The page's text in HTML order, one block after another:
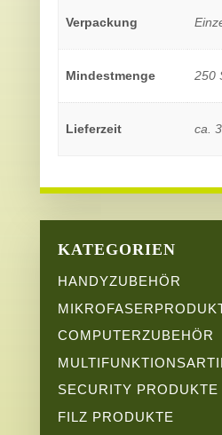
Verpackung
Mindestmenge 250
Lieferzeit ca.
KATEGORIEN
HANDYZUBEHÖR
COMPUTERZUBEHÖR
SECURITY PRODUKTE
FILZ PRODUKTE